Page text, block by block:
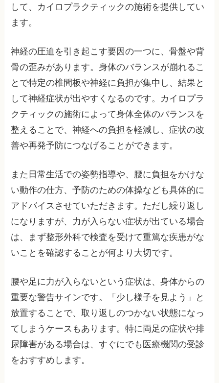
して、カイロプラクティックの施術を提供してい
ます。
神経の圧迫を引き起こす要因の一つに、骨盤や背
骨の歪みがあります。身体のバランスが崩れるこ
とで特定の椎間板や神経に負担が集中し、結果と
して神経症状が出やすくなるのです。カイロプラ
クティックの施術によって身体全体のバランスを
整えることで、神経への負担を軽減し、症状の改
善や再発予防につなげることができます。
また日常生活での姿勢指導や、腰に負担をかけな
い動作の仕方、予防のための体操なども具体的に
アドバイスさせていただきます。ただし繰り返し
になりますが、力が入らない症状が出ている場合
は、まず整形外科で検査を受けて重篤な疾患がな
いことを確認することが何より大切です。
腰や足に力が入らないという症状は、身体からの
重要な警告サインです。「少し様子を見よう」と
放置することで、取り返しのつかない状態になっ
てしまうケースもあります。特に両足の症状や排
尿障害がある場合は、すぐにでも医療機関の受診
をおすすめします。